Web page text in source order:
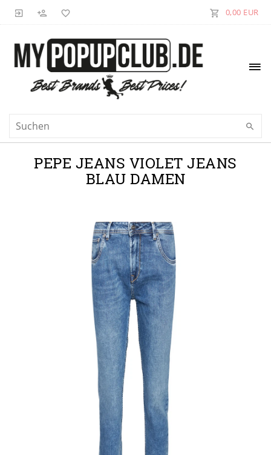
0,00 EUR
PEPE JEANS VIOLET JEANS
BLAU DAMEN